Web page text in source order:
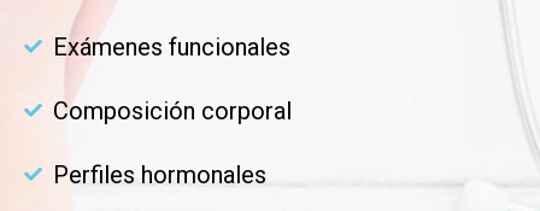
Exámenes funcionales
Composición corporal
Perfiles hormonales